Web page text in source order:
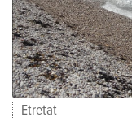
Etretat